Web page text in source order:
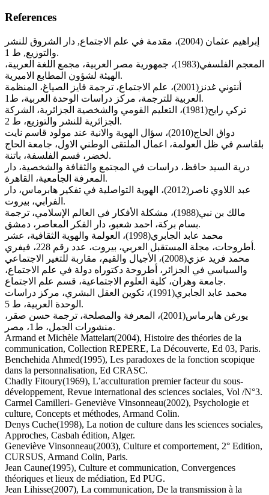
References
إبراهيم عثمان (2004)، مقدمة في علم الاجتماع, دار الشروق للنشر
والتوزيع, ط 1.
المعجم الفلسفي(1983)، جمهورية مصر العربية، مجمع اللغة العربية،
الهيئة لشؤون المطابع الاميرية.
أنتوني غدنز(2001)، علم الاجتماع، ترجمة فايز الصياغ، المنظمة
العربية للترجمة، مركز دراسات الوحدة العربية، ط1.
تركي رابح(1981)، التعليم القومي والشخصية الجزائرية، الشركة
الجزائرية للنشر والتوزيع، ط 2.
دواق الحاج(2010)، سؤال الهوية والانية عند مولود قاسم نايت
بلقاسم في ظل العولمة، اعمال الملتقى الوطني الاول، جامعة الحاج
لخضر، قسم الفلسفة، باتنة.
درية السيد حافظ، دراسات في المجتمع والثقافة والشخصية، دار
المعرفة الجامعية، القاهرة.
عبد اللاوي ناصر(2012)، الهوية التواصلية في تفكير هابرماس، دار
الفرابي، بيروت.
مالك بن نبي(1988)، مشكلة الأفكار في العالم الإسلامي، ترجمة
بسام بركة، احمد شعبو، دار الفكر المعاصر، دمشق.
محمد عابد الجابري(1998)، العولمة والهوية الثقافية، عشر
أطروحات، مجلة المستقبل العربي، بيروت، عدد رقم 228، فيفري.
محمد فريد عزي(2008)، الأجيال والقيم، مقاربة للتغير الاجتماعي
والسياسي في الجزائر، أطروحة دكتوراه دولة في علم الاجتماع،
جامعة وهران، كلية العلوم الاجتماعية، قسم علم الاجتماع.
محمد عابد الجابري(1991)، تكوين العقل البشري، مركز دراسات
الوحدة العربية، ط 5.
يورغن هابرماس(2001)، المعرفة والمصلحة، ترجمة حسن صقر،
منشورات الجمل، ط1، مصر.
Armand et Michèle Mattelart(2004), Histoire des théories de la
communication, Collection REPERE, La Découverte, Ed 03, Paris.
Benchehida Ahmed(1995), Les paradoxes de la fonction scopique
dans la personnalisation, Ed CRASC.
Chadly Fitoury(1969), L’acculturation premier facteur du sous-
développement, Revue international des sciences sociales, Vol /N°3.
Carmel Camilleri- Geneviève Vinsonneau(2002), Psychologie et
culture, Concepts et méthodes, Armand Colin.
Denys Cuche(1998), La notion de culture dans les sciences sociales,
Approches, Casbah édition, Alger.
Geneviève Vinsonneau(2003), Culture et comportement, 2° Edition,
CURSUS, Armand Colin, Paris.
Jean Caune(1995), Culture et communication, Convergences
théoriques et lieux de médiation, Ed PUG.
Jean Lihisse(2007), La communication, De la transmission à la